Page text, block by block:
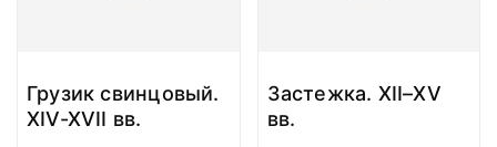
Грузик свинцовый.
XIV-XVII вв.
Застежка. XII–XV
вв.